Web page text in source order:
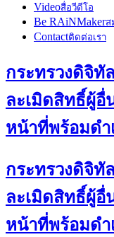
Videoสื่อวีดีโอ
Be RAiNMakerส
Contactติดต่อเรา
กระทรวงดิจิทั
ละเมิดสิทธิ์ผู้อื่
หน้าที่พร้อมด
กระทรวงดิจิทั
ละเมิดสิทธิ์ผู้อื่
หน้าที่พร้อมด